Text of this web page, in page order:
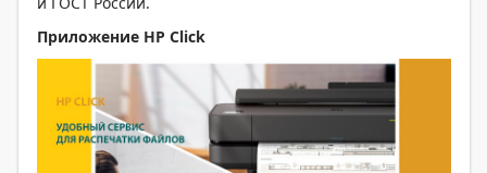
Приложение HP Click